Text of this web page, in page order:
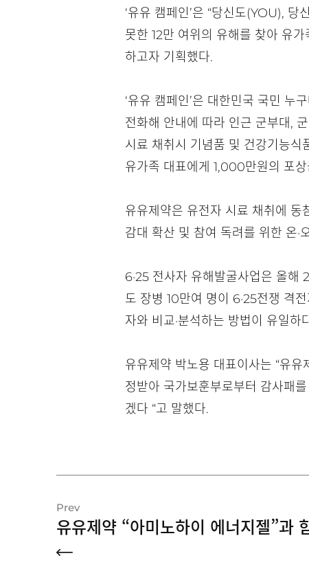
‘유유 캠페인’은 “당신도(YOU),
못한 12만 여위의 유해를 찾아 유
하고자 기획했다.
‘유유 캠페인’은 대한민국 국민 누
전화해 안내에 따라 인근 군부대,
시료 채취시 기념품 및 건강기능식
유가족 대표에게 1,000만원의 포
유유제약은 유전자 시료 채취에
감대 확산 및 참여 독려를 위한 온·
6·25 전사자 유해발굴사업은 올해
도 장병 10만여 명이 6·25전쟁 격
자와 비교·분석하는 방법이 유일하
유유제약 박노용 대표이사는 “유
정받아 국가보훈부로부터 감사패
겠다 “고 말했다.
Prev